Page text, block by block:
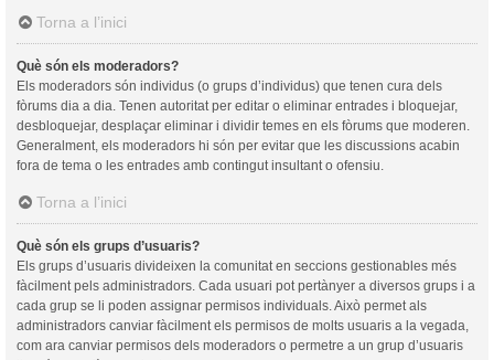
Torna a l’inici
Què són els moderadors?
Els moderadors són individus (o grups d’individus) que tenen cura dels
fòrums dia a dia. Tenen autoritat per editar o eliminar entrades i bloquejar,
desbloquejar, desplaçar eliminar i dividir temes en els fòrums que moderen.
Generalment, els moderadors hi són per evitar que les discussions acabin
fora de tema o les entrades amb contingut insultant o ofensiu.
Torna a l’inici
Què són els grups d’usuaris?
Els grups d’usuaris divideixen la comunitat en seccions gestionables més
fàcilment pels administradors. Cada usuari pot pertànyer a diversos grups i a
cada grup se li poden assignar permisos individuals. Això permet als
administradors canviar fàcilment els permisos de molts usuaris a la vegada,
com ara canviar permisos dels moderadors o permetre a un grup d’usuaris